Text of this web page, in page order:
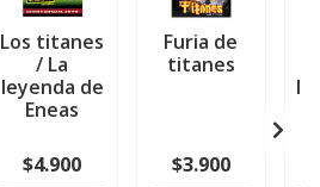
Los titanes
/ La
leyenda de
Eneas
$4.900
Furia de
titanes
$3.900
la